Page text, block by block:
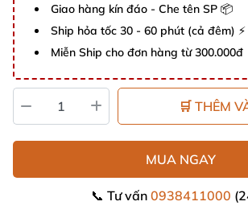
Giao hàng kín đáo - Che tên SP 📦
Ship hỏa tốc 30 - 60 phút (cả đêm) ⚡
Miễn Ship cho đơn hàng từ 300.000đ
🛒 THÊM
MUA NGAY
📞 Tư vấn 0938411000